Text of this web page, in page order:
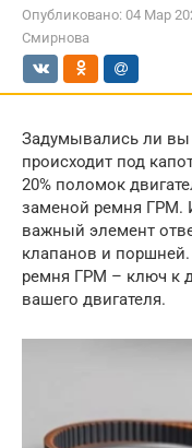
Опубликовано: 04 Мар
Смирнова
Задумывались ли вы
происходит под
20% поломок
заменой ремня ГРМ.
важный элемент
клапанов и
ремня ГРМ – ключ к
вашего двигателя.